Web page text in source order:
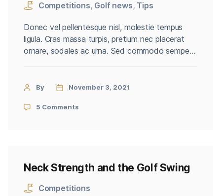
Competitions, Golf news, Tips
Donec vel pellentesque nisl, molestie tempus
ligula. Cras massa turpis, pretium nec placerat
ornare, sodales ac urna. Sed commodo semper
erat ut enim tincidunt, vitae bibendum lorem
at ac velit. Suspendisse orci nunc, condimentum
By November 3, 2021
5 Comments
Neck Strength and the Golf Swing
Competitions